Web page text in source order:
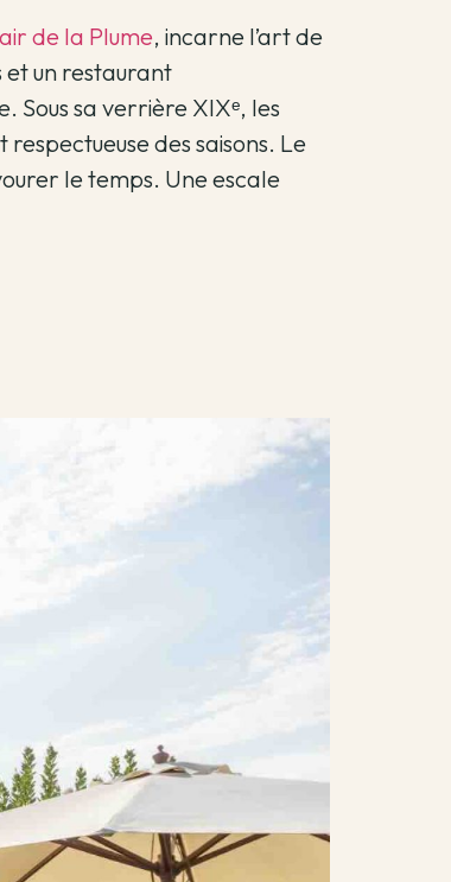
de la Plume, incarne l’art de
et un restaurant
Sous sa verrière XIXᵉ, les
des saisons. Le
le temps. Une escale